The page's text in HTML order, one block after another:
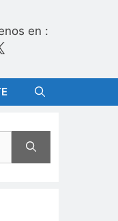
en :